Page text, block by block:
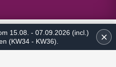
15.08. - 07.09.2026 (incl.)
(KW34 - KW36).